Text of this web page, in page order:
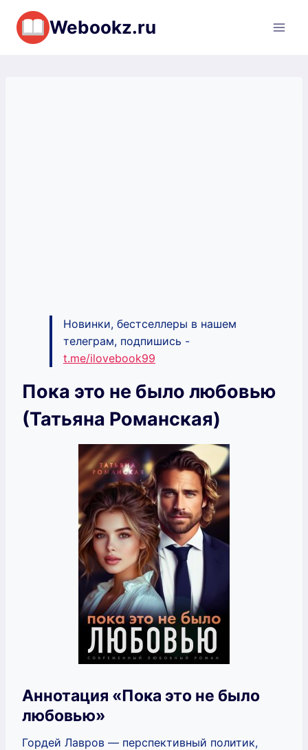
Перейти
содержимому
Webookz.ru
Новинки, бестселлеры в нашем
телеграм, подпишись -
t.me/ilovebook99
Пока это не было любовью
(Татьяна Романская)
Аннотация «Пока это не было
любовью»
Гордей Лавров — перспективный политик,